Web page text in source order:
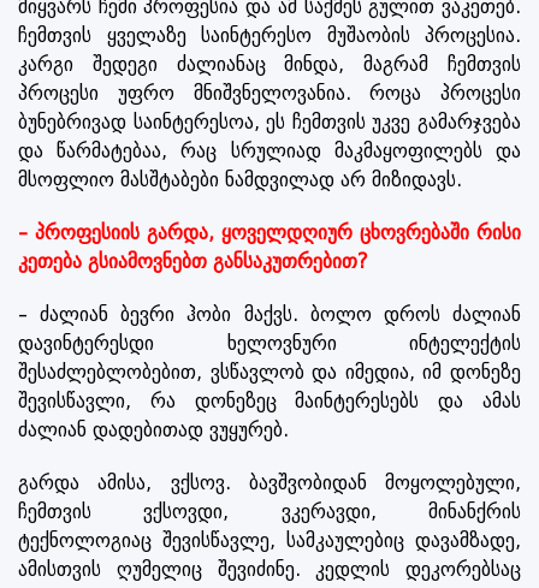
მიყვარს ჩემი პროფესია და ამ საქმეს გულით ვაკეთებ.
ჩემთვის ყველაზე საინტერესო მუშაობის პროცესია.
კარგი შედეგი ძალიანაც მინდა, მაგრამ ჩემთვის
პროცესი უფრო მნიშვნელოვანია. როცა პროცესი
ბუნებრივად საინტერესოა, ეს ჩემთვის უკვე გამარჯვება
და წარმატებაა, რაც სრულიად მაკმაყოფილებს და
მსოფლიო მასშტაბები ნამდვილად არ მიზიდავს.
– პროფესიის გარდა, ყოველდღიურ ცხოვრებაში რისი
კეთება გსიამოვნებთ განსაკუთრებით?
– ძალიან ბევრი ჰობი მაქვს. ბოლო დროს ძალიან
დავინტერესდი ხელოვნური ინტელექტის
შესაძლებლობებით, ვსწავლობ და იმედია, იმ დონეზე
შევისწავლი, რა დონეზეც მაინტერესებს და ამას
ძალიან დადებითად ვუყურებ.
გარდა ამისა, ვქსოვ. ბავშვობიდან მოყოლებული,
ჩემთვის ვქსოვდი, ვკერავდი, მინანქრის
ტექნოლოგიაც შევისწავლე, სამკაულებიც დავამზადე,
ამისთვის ღუმელიც შევიძინე. კედლის დეკორებსაც